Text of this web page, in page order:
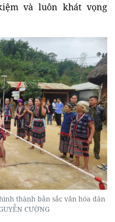
và luôn khát vọng
thành bản sắc văn hóa dân
CƯỜNG